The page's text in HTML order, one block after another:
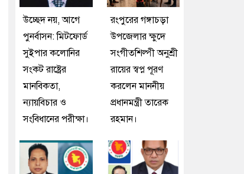
উচ্ছেদ নয়, আগে
পুনর্বাসন: মিটফোর্ড
সুইপার কলোনির
সংকট রাষ্ট্রের
মানবিকতা,
ন্যায়বিচার ও
সংবিধানের পরীক্ষা।
রংপুরের গঙ্গাচড়া
উপজেলার ক্ষুদে
সংগীতশিল্পী অনুশ্রী
রায়ের স্বপ্ন পূরণ
করলেন মাননীয়
প্রধানমন্ত্রী তারেক
রহমান।